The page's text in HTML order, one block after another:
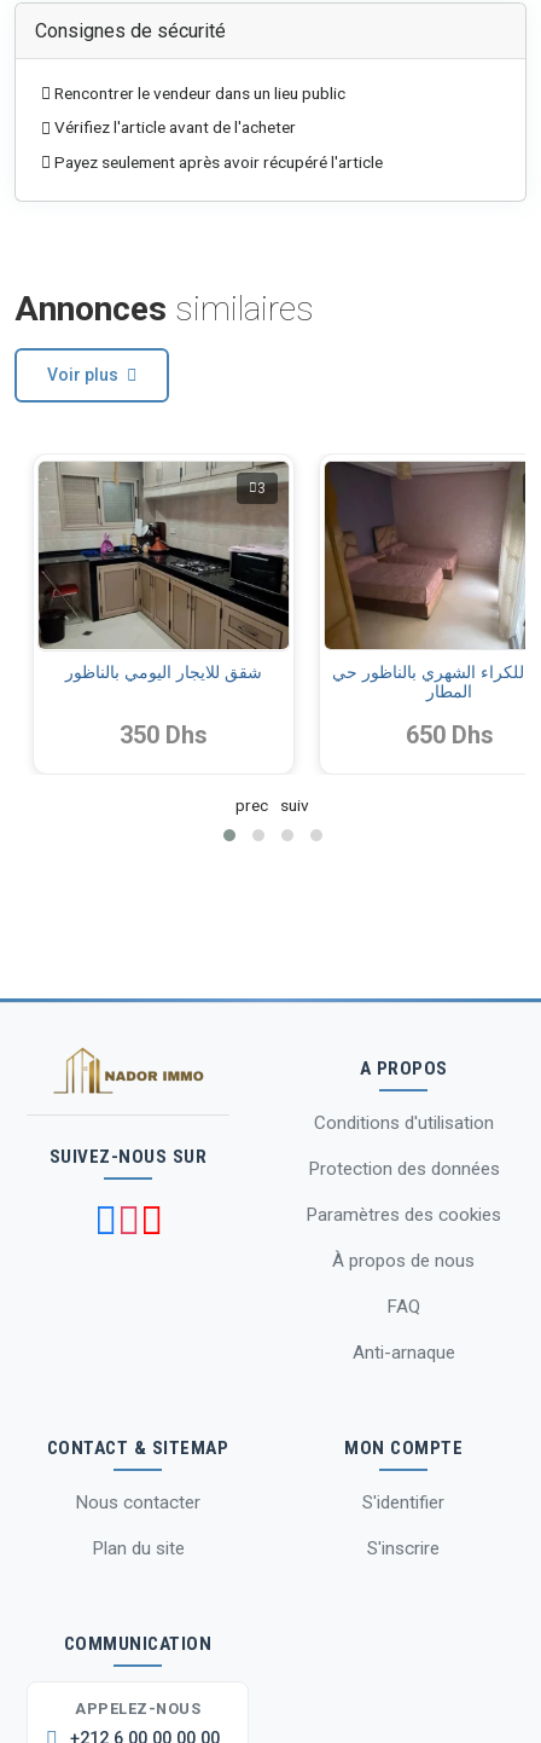
Consignes de sécurité
Rencontrer le vendeur dans un lieu public
Vérifiez l'article avant de l'acheter
Payez seulement après avoir récupéré l'article
Annonces similaires
Voir plus
3
شقق للايجار اليومي بالناظور
350 Dhs
للكراء الشهري بالناظور حي
المطار
650 Dhs
prec suiv
SUIVEZ-NOUS SUR
A PROPOS
Conditions d'utilisation
Protection des données
Paramètres des cookies
À propos de nous
FAQ
Anti-arnaque
CONTACT & SITEMAP
Nous contacter
Plan du site
MON COMPTE
S'identifier
S'inscrire
COMMUNICATION
APPELEZ-NOUS